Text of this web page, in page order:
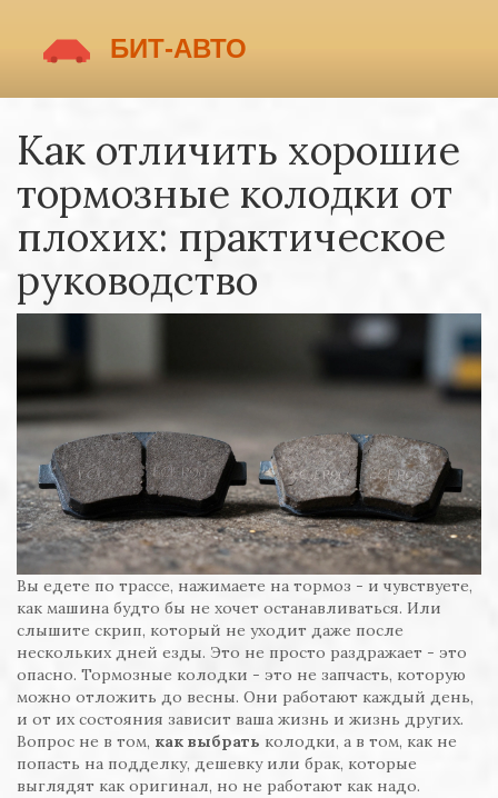
Как отличить хорошие
тормозные колодки от
плохих: практическое
руководство
Вы едете по трассе, нажимаете на тормоз - и чувствуете,
как машина будто бы не хочет останавливаться. Или
слышите скрип, который не уходит даже после
нескольких дней езды. Это не просто раздражает - это
опасно. Тормозные колодки - это не запчасть, которую
можно отложить до весны. Они работают каждый день,
и от их состояния зависит ваша жизнь и жизнь других.
Вопрос не в том, как выбрать колодки, а в том, как не
попасть на подделку, дешевку или брак, которые
выглядят как оригинал, но не работают как надо.